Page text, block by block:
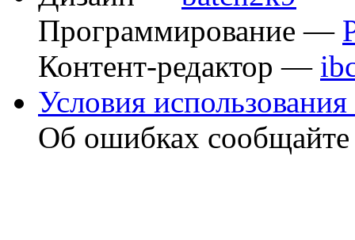
Программирование —
Контент-редактор —
Условия использования
Об ошибках